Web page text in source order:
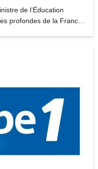
de l’Éducation
profondes de la France.